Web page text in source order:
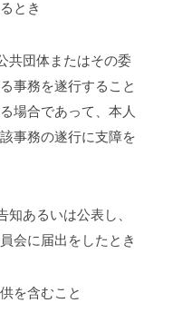
とき
共団体またはその委
事務を遂行すること
場合であって、本人
事務の遂行に支障を
知あるいは公表し、
会に届出をしたとき
を含むこと